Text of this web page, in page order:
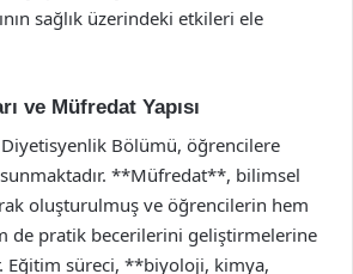
sağlık üzerindeki etkileri ele
ve Müfredat Yapısı
Bölümü, öğrencilere
**Müfredat**, bilimsel
oluşturulmuş ve öğrencilerin hem
de pratik becerilerini geliştirmelerine
Eğitim süreci, **biyoloji, kimya,